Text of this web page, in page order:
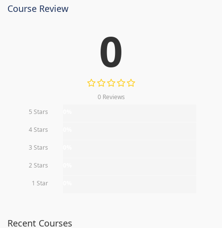
Course Review
0
0 Reviews
5 Stars
4 Stars
3 Stars
2 Stars
1 Star
Recent Courses